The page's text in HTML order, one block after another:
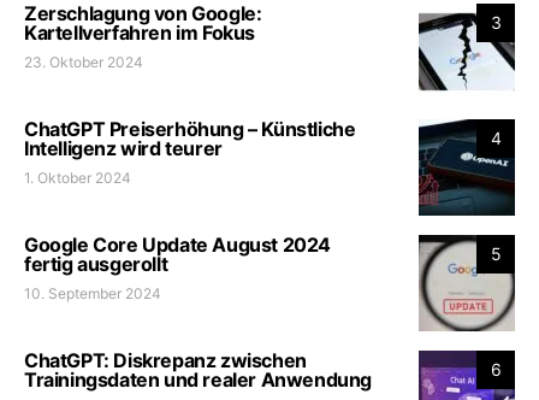
3
Zerschlagung von Google:
Kartellverfahren im Fokus
23. Oktober 2024
4
ChatGPT Preiserhöhung – Künstliche
Intelligenz wird teurer
1. Oktober 2024
5
Google Core Update August 2024
fertig ausgerollt
10. September 2024
6
ChatGPT: Diskrepanz zwischen
Trainingsdaten und realer Anwendung